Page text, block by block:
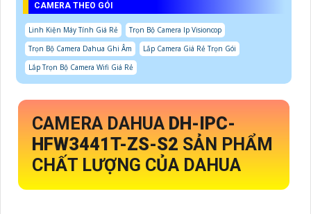
CAMERA THEO GÓI
Linh Kiện Máy Tính Giá Rẻ
Trọn Bộ Camera Ip Visioncop
Trọn Bộ Camera Dahua Ghi Âm
Lắp Camera Giá Rẻ Trọn Gói
Lắp Trọn Bộ Camera Wifi Giá Rẻ
CAMERA DAHUA DH-IPC-
HFW3441T-ZS-S2 SẢN PHẨM
CHẤT LƯỢNG CỦA DAHUA